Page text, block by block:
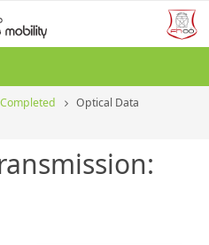
Completed
Optical Data